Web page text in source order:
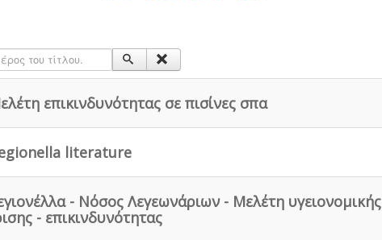
του τίτλου.
επικινδυνότητας σε πισίνες σπα
literature
- Νόσος Λεγεωνάριων - Μελέτη υγειονομικής
- επικινδυνότητας